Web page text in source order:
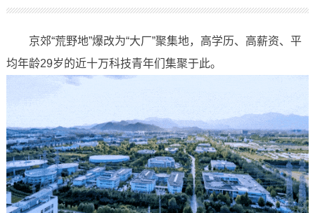
京郊“荒野地”爆改为“大厂”聚集地，高学历、高薪资、平
均年龄29岁的近十万科技青年们集聚于此。